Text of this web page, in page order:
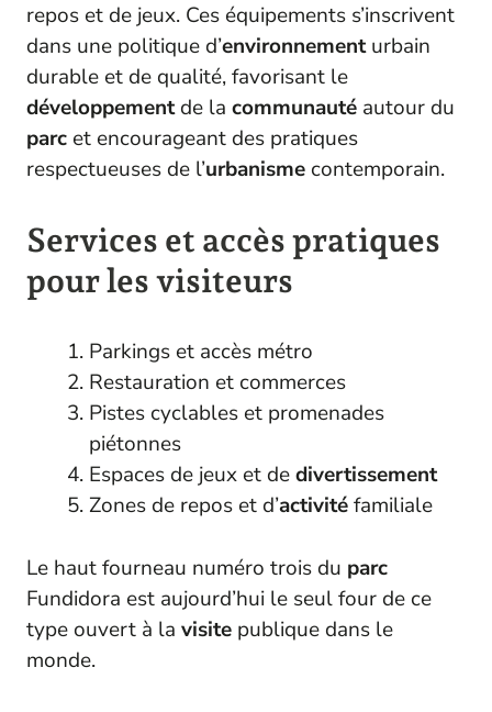
repos et de jeux. Ces équipements s’inscrivent
dans une politique d’environnementurbain
durable et de qualité, favorisant le
développementde la communauté autour du
parc et encourageant des pratiques
respectueuses de l’urbanisme contemporain.
Services et accès pratiques
pour les visiteurs
Parkings et accès métro
Restauration et commerces
Pistes cyclables et promenades
piétonnes
Espaces de jeux et dedivertissement
Zones de repos et d’activitéfamiliale
Le haut fourneau numéro trois du parc
Fundidora est aujourd’hui le seul four de ce
type ouvert à la visite publique dans le
monde.